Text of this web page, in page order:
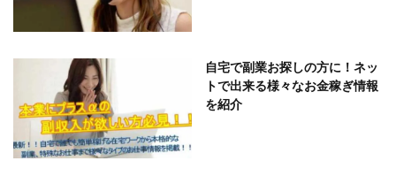
自宅で副業お探しの方に！ネッ
トで出来る様々なお金稼ぎ情報
を紹介